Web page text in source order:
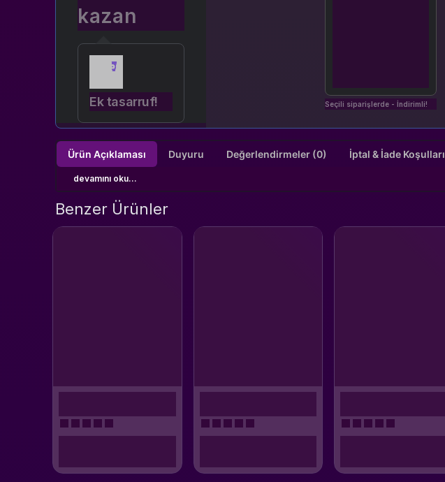
kazan
Ek tasarruf! Seçili siparişlerde - İndirimli!
Ürün Açıklaması Duyuru Değerlendirmeler (0) İptal & İade Koşulları
devamını oku...
Benzer Ürünler